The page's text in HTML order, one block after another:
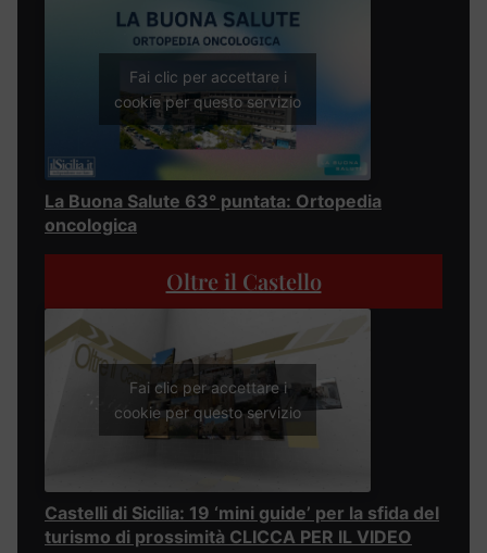
Fai clic per accettare i
cookie per questo servizio
La Buona Salute 63° puntata: Ortopedia
oncologica
Oltre il Castello
Fai clic per accettare i
cookie per questo servizio
Castelli di Sicilia: 19 ‘mini guide’ per la sfida del
turismo di prossimità CLICCA PER IL VIDEO